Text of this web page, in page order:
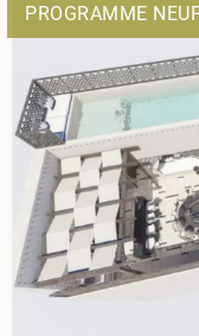
PROGRAMME